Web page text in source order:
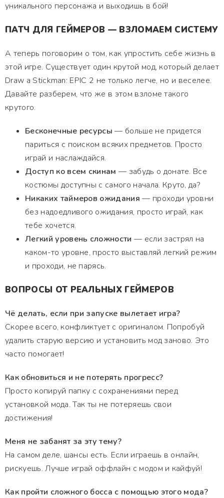
уникального персонажа и выходишь в бой!
ПАТЧ ДЛЯ ГЕЙМЕРОВ — ВЗЛОМАЕМ СИСТЕМУ
А теперь поговорим о том, как упростить себе жизнь в
этой игре. Существует один крутой мод, который делает
Draw a Stickman: EPIC 2 не только легче, но и веселее.
Давайте разберем, что же в этом взломе такого
крутого.
Бесконечные ресурсы — больше не придется
париться с поиском всяких предметов. Просто
играй и наслаждайся.
Доступ ко всем скинам — забудь о донате. Все
костюмы доступны с самого начала. Круто, да?
Никаких таймеров ожидания — проходи уровни
без надоедливого ожидания, просто играй, как
тебе хочется.
Легкий уровень сложности — если застрял на
каком-то уровне, просто выставляй легкий режим
и проходи, не парясь.
ВОПРОСЫ ОТ РЕАЛЬНЫХ ГЕЙМЕРОВ
Чё делать, если при запуске вылетает игра?
Скорее всего, конфликтует с оригиналом. Попробуй
удалить старую версию и установить мод заново. Это
часто помогает!
Как обновиться и не потерять прогресс?
Просто копируй папку с сохранениями перед
установкой мода. Так ты не потеряешь свои
достижения!
Меня не забанят за эту тему?
На самом деле, шансы есть. Если играешь в онлайн,
рискуешь. Лучше играй оффлайн с модом и кайфуй!
Как пройти сложного босса с помощью этого мода?